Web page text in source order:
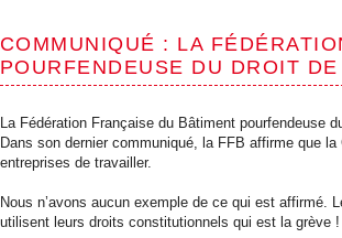
COMMUNIQUÉ : LA
POURFENDEUSE DU DROIT
La Fédération Française du Bâtiment pourfendeuse
Dans son dernier communiqué, la FFB affirme que
entreprises de travailler.
Nous n’avons aucun exemple de ce qui est affirmé. L
utilisent leurs droits constitutionnels qui est la grève !